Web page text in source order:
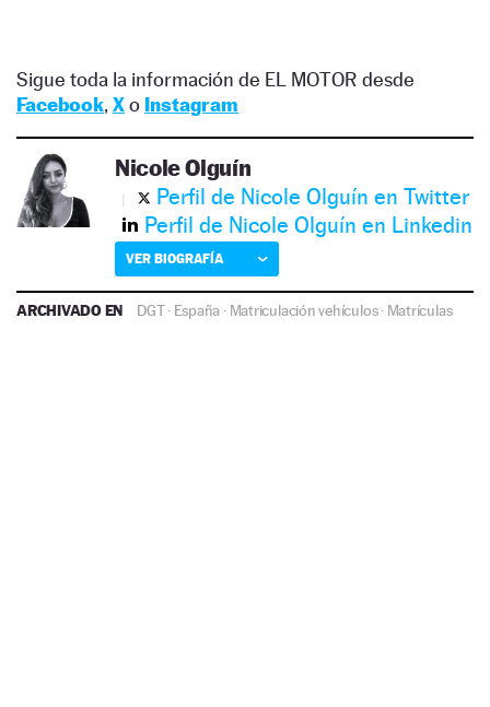
Sigue toda la información de EL MOTOR desde
Facebook, Xo Instagram
Nicole Olguín
Perfil de Nicole Olguín en Twitter
Perfil de Nicole Olguín en Linkedin
VER BIOGRAFÍA
ARCHIVADO EN DGT· España · Matriculación vehículos· Matrículas